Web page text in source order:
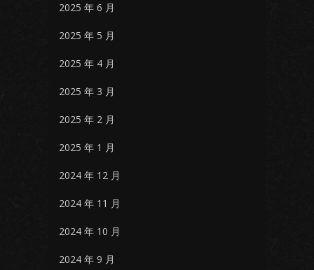
2025 年 6 月
2025 年 5 月
2025 年 4 月
2025 年 3 月
2025 年 2 月
2025 年 1 月
2024 年 12 月
2024 年 11 月
2024 年 10 月
2024 年 9 月